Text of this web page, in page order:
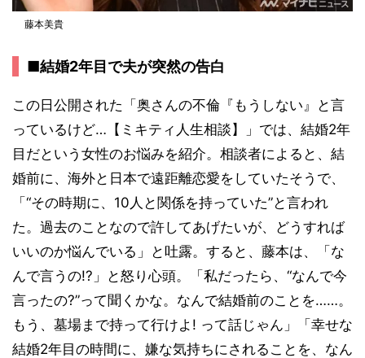
藤本美貴
■結婚2年目で夫が突然の告白
この日公開された「奥さんの不倫『もうしない』と言
っているけど…【ミキティ人生相談】」では、結婚2年
目だという女性のお悩みを紹介。相談者によると、結
婚前に、海外と日本で遠距離恋愛をしていたそうで、
「“その時期に、10人と関係を持っていた”と言われ
た。過去のことなので許してあげたいが、どうすれば
いいのか悩んでいる」と吐露。すると、藤本は、「な
んで言うの!?」と怒り心頭。「私だったら、“なんで今
言ったの?”って聞くかな。なんで結婚前のことを……。
もう、墓場まで持って行けよ! って話じゃん」「幸せな
結婚2年目の時間に、嫌な気持ちにされることを、なん